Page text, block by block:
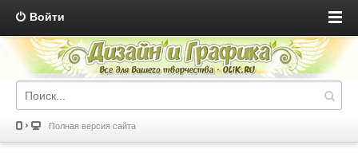
Войти
Полная версия сайта